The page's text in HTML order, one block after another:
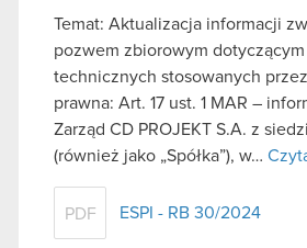
Temat: Aktualizacja informacji
pozwem zbiorowym
technicznych stosowanych
prawna: Art. 17 ust. 1 MAR –
Zarząd CD PROJEKT S.A. z
(również jako „Spółka”), w…
PDF ESPI - RB 30/2024